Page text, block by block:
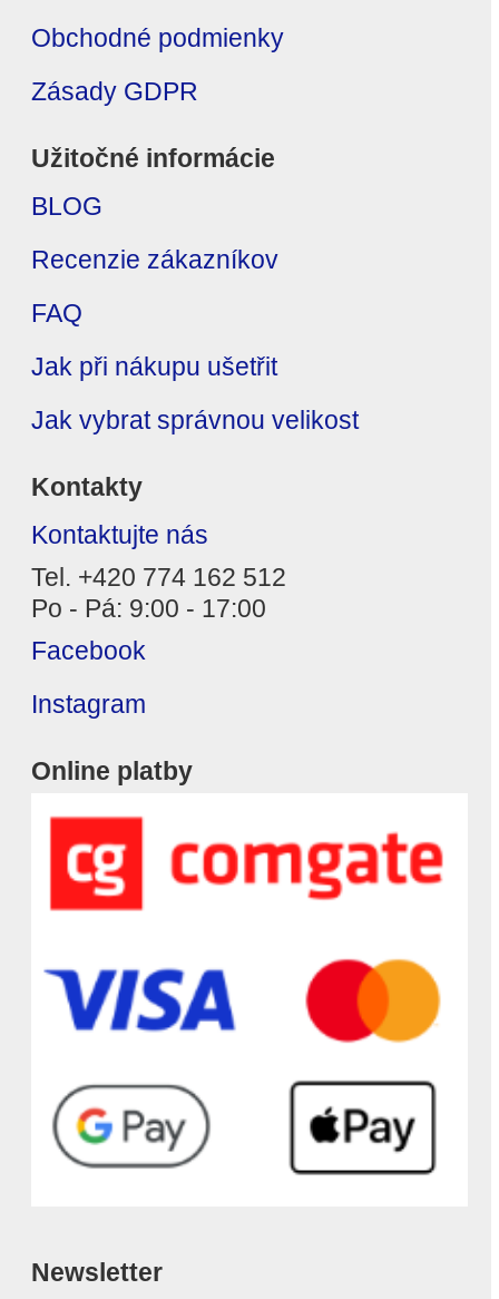
Obchodné podmienky
Zásady GDPR
Užitočné informácie
BLOG
Recenzie zákazníkov
FAQ
Jak při nákupu ušetřit
Jak vybrat správnou velikost
Kontakty
Kontaktujte nás
Tel. +420 774 162 512
Po - Pá: 9:00 - 17:00
Facebook
Instagram
Online platby
Newsletter